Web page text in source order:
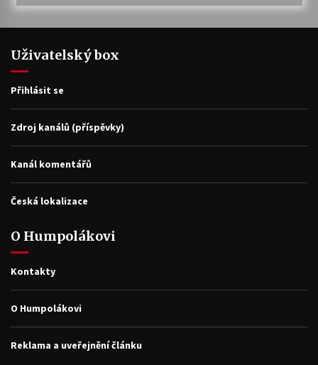
Uživatelský box
Přihlásit se
Zdroj kanálů (příspěvky)
Kanál komentářů
Česká lokalizace
O Humpolákovi
Kontakty
O Humpolákovi
Reklama a uveřejnění článku